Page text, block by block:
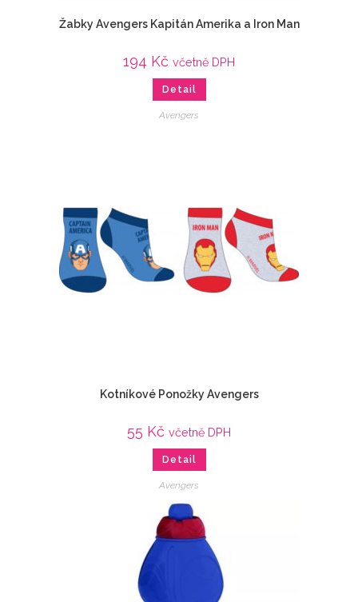
Žabky Avengers Kapitán Amerika a Iron Man
194 Kč včetně DPH
Detail
Avengers
Kotníkové Ponožky Avengers
55 Kč včetně DPH
Detail
Avengers